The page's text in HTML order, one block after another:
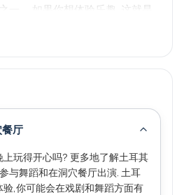
一。 如果你想体验乐趣, 这就是
节目包括代表全国不同地段的不
和肚皮舞表演到最后.
厅
玩得开心吗? 更多地了解土耳其
与舞蹈和在洞穴餐厅出演. 土耳
,你可能会在戏剧和舞蹈方面有